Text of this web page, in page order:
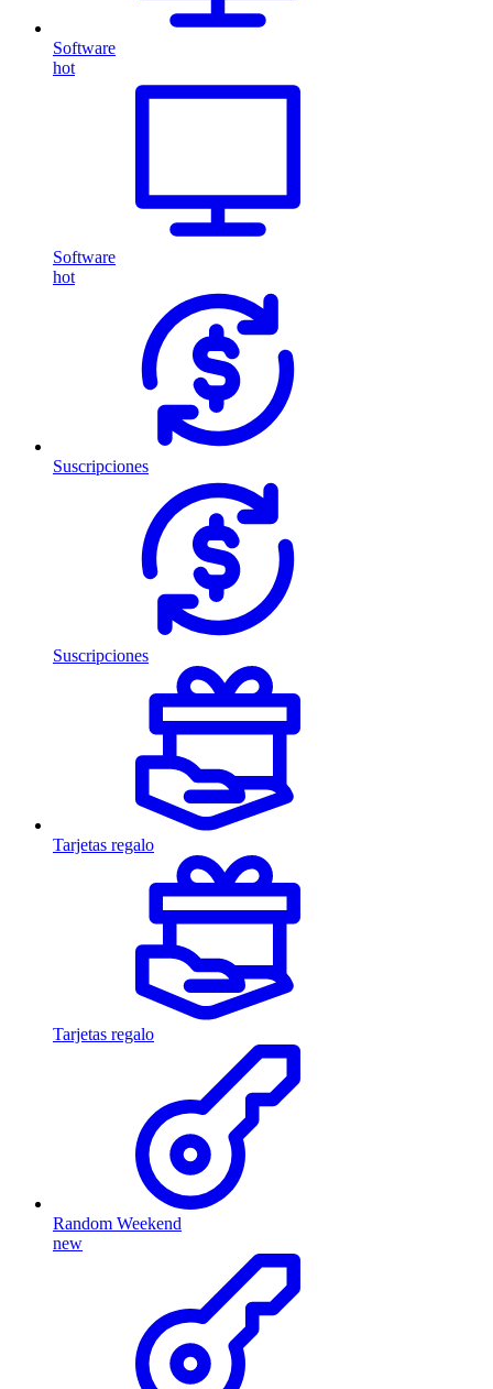
Software
hot
Software
hot
Suscripciones
Suscripciones
Tarjetas regalo
Tarjetas regalo
Random Weekend
new